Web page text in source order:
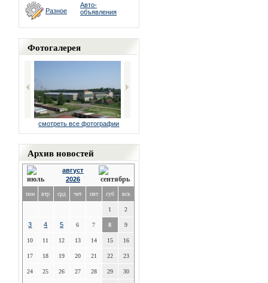
Разное
Авто-
объявления
Фотогалерея
смотреть все фотографии
Архив новостей
август
2026
пон втр срд чет пят суб вск
1 2
3 4 5 6 7 8 9
10 11 12 13 14 15 16
17 18 19 20 21 22 23
24 25 26 27 28 29 30